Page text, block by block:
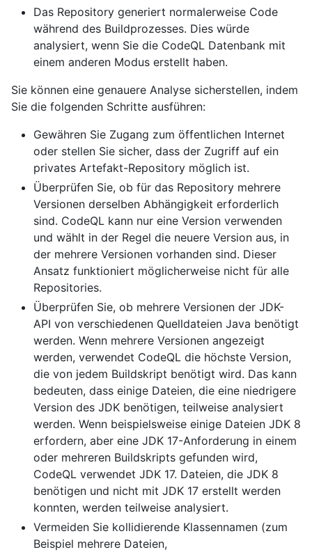
Das Repository generiert normalerweise Code
während des Buildprozesses. Dies würde
analysiert, wenn Sie die CodeQL Datenbank mit
einem anderen Modus erstellt haben.
Sie können eine genauere Analyse sicherstellen, indem
Sie die folgenden Schritte ausführen:
Gewähren Sie Zugang zum öffentlichen Internet
oder stellen Sie sicher, dass der Zugriff auf ein
privates Artefakt-Repository möglich ist.
Überprüfen Sie, ob für das Repository mehrere
Versionen derselben Abhängigkeit erforderlich
sind. CodeQL kann nur eine Version verwenden
und wählt in der Regel die neuere Version aus, in
der mehrere Versionen vorhanden sind. Dieser
Ansatz funktioniert möglicherweise nicht für alle
Repositories.
Überprüfen Sie, ob mehrere Versionen der JDK-
API von verschiedenen Quelldateien Java benötigt
werden. Wenn mehrere Versionen angezeigt
werden, verwendet CodeQL die höchste Version,
die von jedem Buildskript benötigt wird. Das kann
bedeuten, dass einige Dateien, die eine niedrigere
Version des JDK benötigen, teilweise analysiert
werden. Wenn beispielsweise einige Dateien JDK 8
erfordern, aber eine JDK 17-Anforderung in einem
oder mehreren Buildskripts gefunden wird,
CodeQL verwendet JDK 17. Dateien, die JDK 8
benötigen und nicht mit JDK 17 erstellt werden
konnten, werden teilweise analysiert.
Vermeiden Sie kollidierende Klassennamen (zum
Beispiel mehrere Dateien,